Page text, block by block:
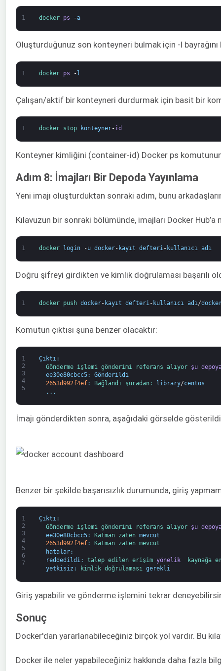
1 docker ps -a
Oluşturduğunuz son konteyneri bulmak için -l
1 docker ps -l
Çalışan/aktif bir konteyneri durdurmak için basit bir
1 docker stop konteyner-id
Konteyner kimliğini (container-id) Docker ps komutunun
Adım 8: İmajları Bir Depoda Yayınlama
Yeni imajı oluşturduktan sonraki adım, bunu
Kılavuzun bir sonraki bölümünde, imajları Docker
1 docker login -u docker- kayıt defteri- kullanıcı adı
Doğru şifreyi girdikten ve kimlik doğrulaması başarılı
1 docker push docker- kayıt defteri- kullanıcı adı/
Komutun çıktısı şuna benzer olacaktır:
1
2
3
4
5
Çıktı:
Gönderme işlemi gönderimi referans alıyor şu
ee30e80cbcc5:
Gönderildi
2653d992f4ef: Bağlandı şuradan: library/centos
. . .
İmajı gönderdikten sonra, aşağıdaki görselde
Benzer bir şekilde başarısızlık durumunda, giriş
1
2
3
4
5
6
7
Çıktı:
Gönderme işlemi gönderimi referans alıyor şu
ee30e80cbcc5: Katman zaten mevcut
2653d992f4ef: Katman zaten mevcut
hatalar:
reddedildi: talep edilen erişim yönelik kaynağa
yetkisiz : kimlik doğrulaması gerekli
Giriş yapabilir ve gönderme işlemini tekrar
Sonuç
Docker'dan yararlanabileceğiniz birçok yol vardır. Bu
Docker ile neler yapabileceğiniz hakkında daha fazla